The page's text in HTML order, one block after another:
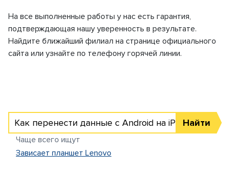
На все выполненные работы у нас есть гарантия,
подтверждающая нашу уверенность в результате.
Найдите ближайший филиал на странице официального
сайта или узнайте по телефону горячей линии.
Как перенести данные с Android на iPhone
Чаще всего ищут
Найти
Зависает планшет Lenovo